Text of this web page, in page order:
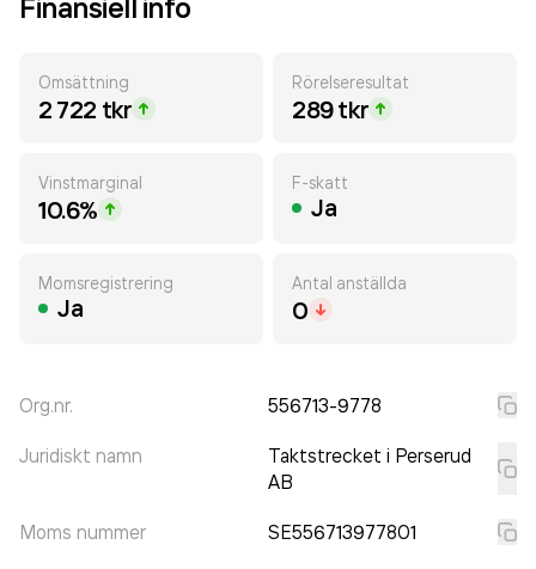
Finansiell info
Omsättning
2 722 tkr
Rörelseresultat
289 tkr
Vinstmarginal
10.6%
F-skatt
Ja
Momsregistrering
Ja
Antal anställda
0
Org.nr. 556713-9778
Juridiskt namn
Taktstrecket i Perserud
AB
Moms nummer SE556713977801